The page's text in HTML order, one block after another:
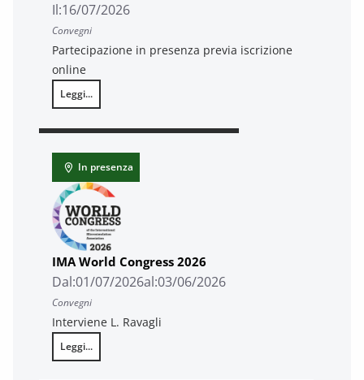
Il:16/07/2026
Convegni
Partecipazione in presenza previa iscrizione
online
Leggi...
Presentazione del Rapporto “Tenuta, rischi e prospettive di
In presenza
IMA World Congress 2026
Dal:01/07/2026al:03/06/2026
Convegni
Interviene L. Ravagli
Leggi...
IMA World Congress 2026